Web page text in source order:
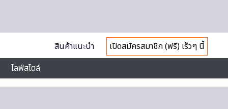
สินค้าแนะนำ
เปิดสมัครสมาชิก (ฟรี) เร็วๆ นี้
ไลฟ์สไตล์